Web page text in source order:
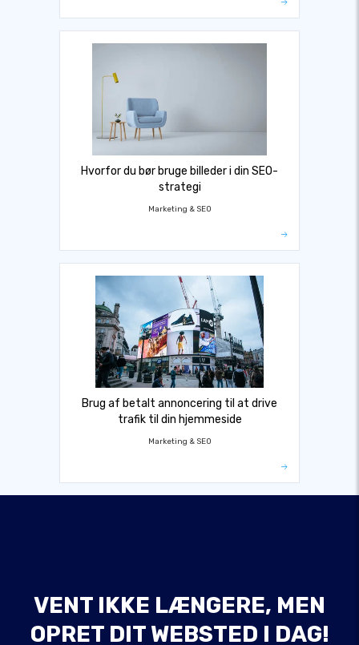
Hvorfor du bør bruge billeder i din SEO-
strategi
Marketing & SEO
Brug af betalt annoncering til at drive
trafik til din hjemmeside
Marketing & SEO
VENT IKKE LÆNGERE, MEN
OPRET DIT WEBSTED I DAG!